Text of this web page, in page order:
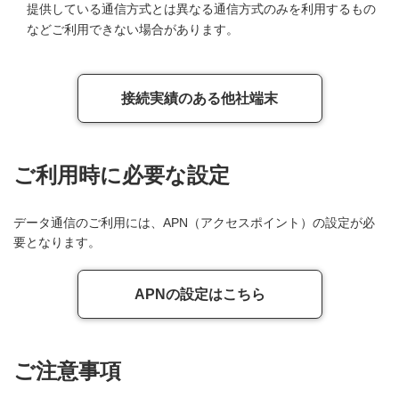
提供している通信方式とは異なる通信方式のみを利用するもの
などご利用できない場合があります。
接続実績のある他社端末
ご利用時に必要な設定
データ通信のご利用には、APN（アクセスポイント）の設定が必
要となります。
APNの設定はこちら
ご注意事項